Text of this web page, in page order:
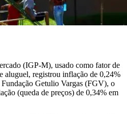
(IGP-M), usado como fator de
aluguel, registrou inflação de 0,24%
Getulio Vargas (FGV), o
(queda de preços) de 0,34% em